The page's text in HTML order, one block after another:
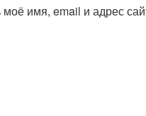
имя, email и адрес